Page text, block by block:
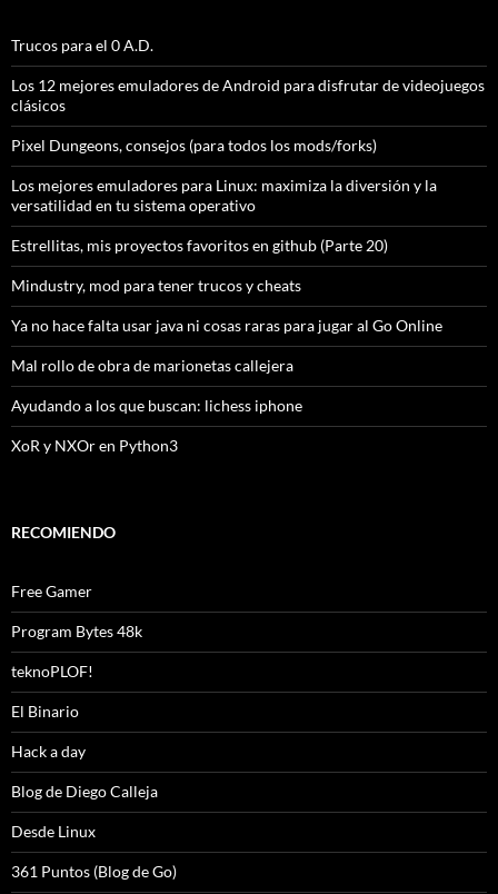
Trucos para el 0 A.D.
Los 12 mejores emuladores de Android para disfrutar de videojuegos
clásicos
Pixel Dungeons, consejos (para todos los mods/forks)
Los mejores emuladores para Linux: maximiza la diversión y la
versatilidad en tu sistema operativo
Estrellitas, mis proyectos favoritos en github (Parte 20)
Mindustry, mod para tener trucos y cheats
Ya no hace falta usar java ni cosas raras para jugar al Go Online
Mal rollo de obra de marionetas callejera
Ayudando a los que buscan: lichess iphone
XoR y NXOr en Python3
RECOMIENDO
Free Gamer
Program Bytes 48k
teknoPLOF!
El Binario
Hack a day
Blog de Diego Calleja
Desde Linux
361 Puntos (Blog de Go)